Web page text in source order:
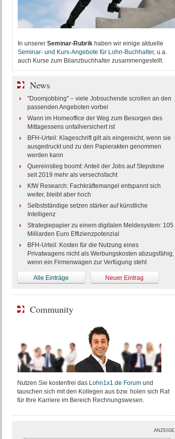
In unserer Seminar-Rubrikhaben wir einige aktuelle
Seminar- und Kurs-Angebote für Lohn-Buchhalter, u.a.
auch Kurse zum Bilanzbuchhalter zusammengestellt.
News
"Doomjobbing" – viele Jobsuchende scrollen an den
passenden Angeboten vorbei
Wann im Homeoffice der Weg zum Besorgen des
Mittagessens unfallversichert ist
BFH-Urteil: Klageschrift gilt als eingereicht, wenn sie
ausgedruckt und zu den Papierakten genommen
werden kann
Quereinstieg boomt: Anteil der Jobs auf Stepstone
seit 2019 mehr als versechsfacht
KfW Research: Fachkräftemangel entspannt sich
weiter, bleibt aber hoch
Selbstständige setzen stärker auf künstliche
Intelligenz
Strategiepapier zu einem digitalen Meldesystem: 105
Milliarden Euro Effizienzpotenzial
BFH-Urteil: Kosten für die Nutzung eines
Privatwagens nicht als Werbungskosten abzugsfähig,
wenn ein Firmenwagen zur Verfügung steht
Alle Einträge Neuer Eintrag
Community
Nutzen Sie kostenfrei das Lohn1x1.de Forumund
tauschen sich mit den Kollegen aus bzw. holen sich Rat
für Ihre Karriere im Bereich Rechnungswesen.
ANZEIGE